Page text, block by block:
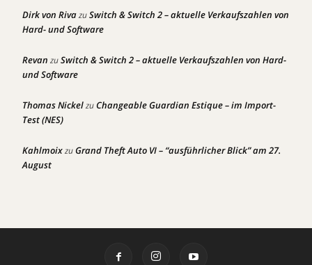
Dirk von RivazuSwitch & Switch 2 – aktuelle Verkaufszahlen von
Hard- und Software
Revan zuSwitch & Switch 2 – aktuelle Verkaufszahlen von Hard-
und Software
Thomas NickelzuChangeable Guardian Estique – im Import-
Test (NES)
KahlmoixzuGrand Theft Auto VI – “ausführlicher Blick” am 27.
August